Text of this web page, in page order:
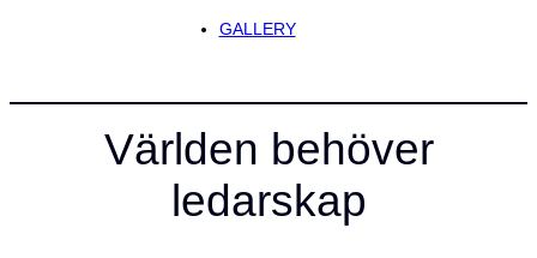
GALLERY
Världen behöver
ledarskap